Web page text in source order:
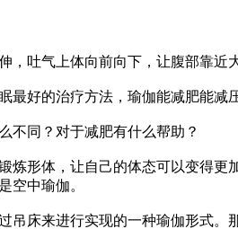
吐气上体向前向下，让腹部靠近
好的治疗方法，瑜伽能减肥能减压
同？对于减肥有什么帮助？
形体，让自己的体态可以变得更
空中瑜伽。
床来进行实现的一种瑜伽形式。